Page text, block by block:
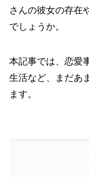
さんの彼女の存在
でしょうか。
本記事では、恋愛
生活など、まだあ
ます。